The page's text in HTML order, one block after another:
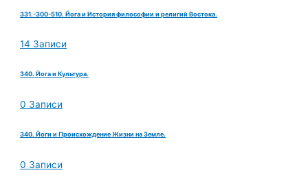
331.-300-510. Йога и История философии и религий Востока.
14 Записи
340. Йога и Культура.
0 Записи
340. Йоги и Происхождение Жизни на Земле.
0 Записи